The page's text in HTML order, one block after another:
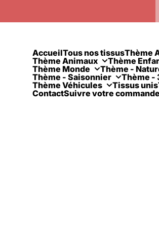
AccueilTous nos tissusThème
Thème Animaux
Thème
Thème Monde
Thème -
Thème - Saisonnier
Thème -
Thème Véhicules
Tissus unis
ContactSuivre votre commande